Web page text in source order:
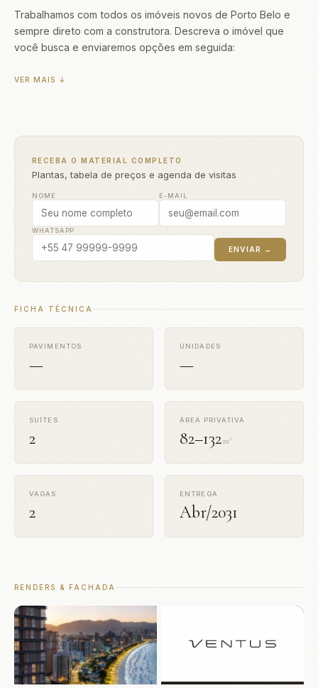
Trabalhamos com todos os imóveis novos de Porto Belo e
sempre direto com a construtora. Descreva o imóvel que
você busca e enviaremos opções em seguida:
VER MAIS ↓
RECEBA O MATERIAL COMPLETO
Plantas, tabela de preços e agenda de visitas
NOME E-MAIL
WHATSAPP
ENVIAR →
FICHA TÉCNICA
PAVIMENTOS
—
UNIDADES
—
SUÍTES
2
ÁREA PRIVATIVA
82–132m²
VAGAS
2
ENTREGA
Abr/2031
RENDERS & FACHADA